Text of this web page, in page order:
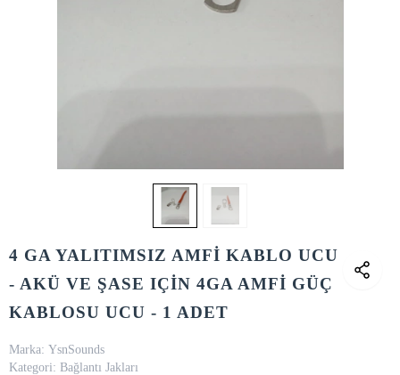
4 GA YALITIMSIZ AMFİ KABLO UCU
- AKÜ VE ŞASE IÇİN 4GA AMFİ GÜÇ
KABLOSU UCU - 1 ADET
Marka: YsnSounds
Kategori: Bağlantı Jakları